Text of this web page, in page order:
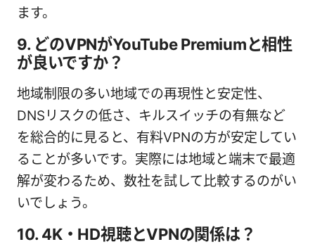
ます。
9. どのVPNがYouTube Premiumと相性
が良いですか？
地域制限の多い地域での再現性と安定性、
DNSリスクの低さ、キルスイッチの有無など
を総合的に見ると、有料VPNの方が安定してい
ることが多いです。実際には地域と端末で最適
解が変わるため、数社を試して比較するのがい
いでしょう。
10. 4K・HD視聴とVPNの関係は？